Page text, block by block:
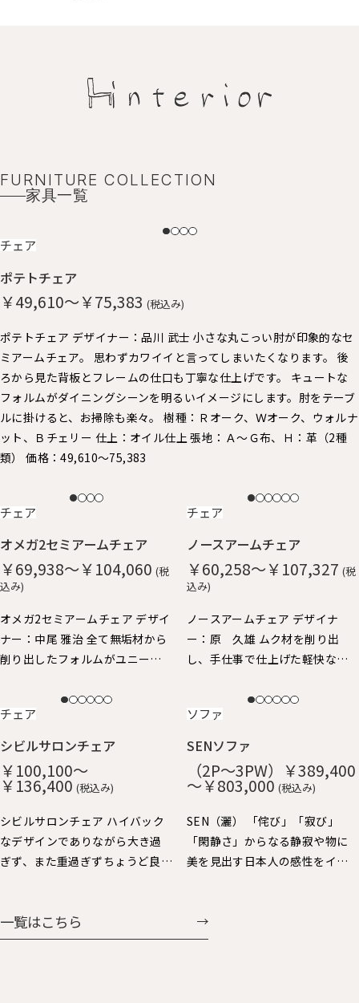
FURNITURE COLLECTION
家具一覧
一覧はこちら
NEW
チェア
ポテトチェア
￥49,610～￥75,383 (税込み)
ポテトチェア デザイナー：品川 武士 小さな丸こっい肘が印象的なセ
ミアームチェア。 思わずカワイイと言ってしまいたくなります。 後
ろから見た背板とフレームの仕口も丁寧な仕上げです。 キュートな
フォルムがダイニングシーンを明るいイメージにします。 ​肘をテーブ
ルに掛けると、お掃除も楽々。 樹種：Ｒオーク、Ｗオーク、ウォルナ
ット、Ｂチェリー 仕上：オイル仕上 張地：Ａ～Ｇ布、Ｈ：革（2種
類） 価格：49,610～75,383
NEW
チェア
オメガ2セミアームチェア
￥69,938～￥104,060 (税
込み)
オメガ2セミアームチェア デザイ
ナー：中尾 雅治 全て無垢材から
削り出したフォルムがユニーク
りが優しい手触り。ゆったりと
した座り心地。 身体を包み込む
ようなアームと背、肘掛けはや
す。 肘をテーブルに掛ければ、
お掃除も楽々。 樹種：Ｒオー
ク、Ｗオーク、ウォルナット、Ｂ
チェリー 仕上：オイル仕上 張
地：Ａ～Ｇ布、Ｈ：革（2種類）
NEW
チェア
ノースアームチェア
￥60,258～￥107,327 (税
込み)
ノースアームチェア デザイナ
ー：原 久雄 ムク材を削り出
し、手仕事で仕上げた軽快なイ
な手触りと、ギリギリまで細身に
仕上げたフォルムが特徴で、 ア
ーム先端が手にしっくり馴染
み、ずっと触りたくなる心地よ
さです。 貼り込まれた大きなカ
ーブの背と座もゆったりと身体
を受け止めてくれます。 樹種：
Ｒオーク、Ｗオーク、ウォルナッ
ト、Ｂチェリー 仕上：オイル仕
￥107,327
NEW
チェア
シビルサロンチェア
￥100,100～
￥136,400 (税込み)
シビルサロンチェア ハイバック
なデザインでありながら大き過
ぎず、また重過ぎずちょうど良い
連続する美しさと、すっきりとし
た全体フォルムバランスや座り
NEW
ソファ
SENソファ
（2P～3PW）￥389,400
～￥803,000 (税込み)
SEN（灑） 「侘び」「寂び」
「閑静さ」からなる静寂や物に
美を見出す日本人の感性をイン
静かで大らかなスタイルを提案
します。